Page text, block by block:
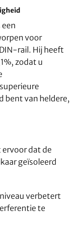
voor
rail. Hij heeft
zodat u
bent van heldere,
dat de
geïsoleerd
verbetert
te